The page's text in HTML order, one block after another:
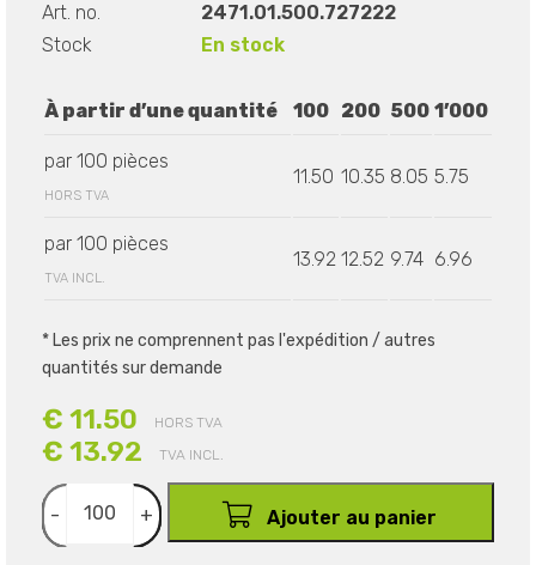
Art. no.
2471.01.500.727222
Stock
En stock
À partir d’une quantité 100 200 500 1’000
par 100 pièces
HORS TVA
11.50 10.35 8.05 5.75
par 100 pièces
TVA INCL.
13.92 12.52 9.74 6.96
* Les prix ne comprennent pas l'expédition / autres
quantités sur demande
€ 11.50 HORS TVA
€ 13.92 TVA INCL.
- + Ajouter au panier